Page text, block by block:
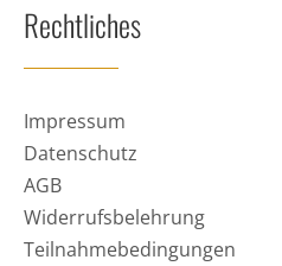
Rechtliches
Impressum
Datenschutz
AGB
Widerrufsbelehrung
Teilnahmebedingungen